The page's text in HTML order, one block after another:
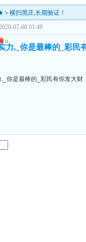
横扫黑庄,长期验证！
07-08 01:49
u
力,_你是最棒的_彩民
你是最棒的_彩民有你发大财